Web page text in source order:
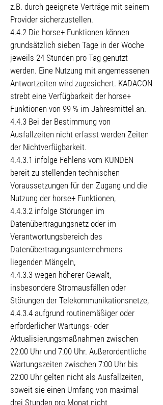
z.B. durch geeignete Verträge mit seinem
Provider sicherzustellen.
4.4.2 Die horse+ Funktionen können
grundsätzlich sieben Tage in der Woche
jeweils 24 Stunden pro Tag genutzt
werden. Eine Nutzung mit angemessenen
Antwortzeiten wird zugesichert. KADACON
strebt eine Verfügbarkeit der horse+
Funktionen von 99 % im Jahresmittel an.
4.4.3 Bei der Bestimmung von
Ausfallzeiten nicht erfasst werden Zeiten
der Nichtverfügbarkeit.
4.4.3.1 infolge Fehlens vom KUNDEN
bereit zu stellenden technischen
Voraussetzungen für den Zugang und die
Nutzung der horse+ Funktionen,
4.4.3.2 infolge Störungen im
Datenübertragungsnetz oder im
Verantwortungsbereich des
Datenübertragungsunternehmens
liegenden Mängeln,
4.4.3.3 wegen höherer Gewalt,
insbesondere Stromausfällen oder
Störungen der Telekommunikationsnetze,
4.4.3.4 aufgrund routinemäßiger oder
erforderlicher Wartungs- oder
Aktualisierungsmaßnahmen zwischen
22:00 Uhr und 7:00 Uhr. Außerordentliche
Wartungszeiten zwischen 7:00 Uhr bis
22:00 Uhr gelten nicht als Ausfallzeiten,
soweit sie einen Umfang von maximal
drei Stunden pro Monat nicht